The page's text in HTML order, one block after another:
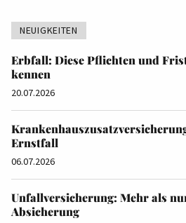
NEUIGKEITEN
Erbfall: Diese Pflichten und
kennen
20.07.2026
Ernstfall
06.07.2026
Unfallversicherung: Mehr als
Absicherung